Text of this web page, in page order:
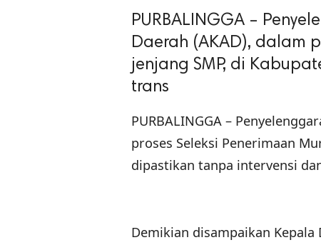
PURBALINGGA –
Daerah (AKAD), dalam
jenjang SMP, di
trans
PURBALINGGA –
proses Seleksi Penerimaan
dipastikan tanpa intervensi
Demikian disampaikan Kepala